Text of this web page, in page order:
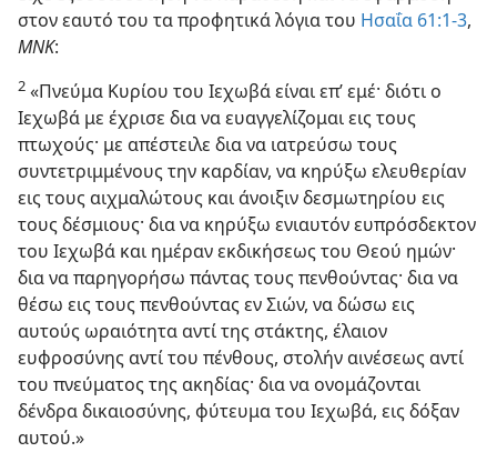
στον εαυτό του τα προφητικά λόγια του Ησαΐα 61:1-3,
ΜΝΚ:
2 «Πνεύμα Κυρίου του Ιεχωβά είναι επ’ εμέ· διότι ο
Ιεχωβά με έχρισε δια να ευαγγελίζομαι εις τους
πτωχούς· με απέστειλε δια να ιατρεύσω τους
συντετριμμένους την καρδίαν, να κηρύξω ελευθερίαν
εις τους αιχμαλώτους και άνοιξιν δεσμωτηρίου εις
τους δέσμιους· δια να κηρύξω ενιαυτόν ευπρόσδεκτον
του Ιεχωβά και ημέραν εκδικήσεως του Θεού ημών·
δια να παρηγορήσω πάντας τους πενθούντας· δια να
θέσω εις τους πενθούντας εν Σιών, να δώσω εις
αυτούς ωραιότητα αντί της στάκτης, έλαιον
ευφροσύνης αντί του πένθους, στολήν αινέσεως αντί
του πνεύματος της ακηδίας· δια να ονομάζονται
δένδρα δικαιοσύνης, φύτευμα του Ιεχωβά, εις δόξαν
αυτού.»